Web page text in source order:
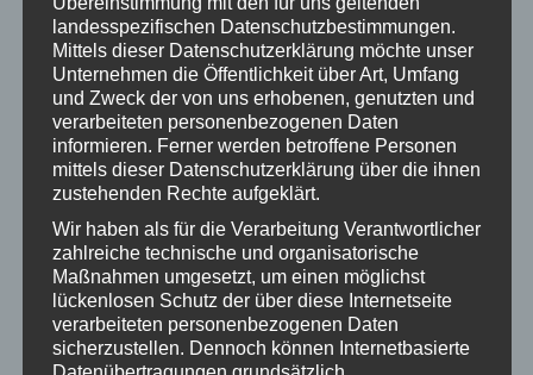
Umgang mit Stressauslösern, fördern Ruhe,
Gelassenheit, seelische und körperliche Gesundheit,
emotionales Gleichgewicht, Konzentrationsfähigkeit und
wirken auch positiv auf zwischenmenschliche
Beziehungen aus.
Inhalte des MBSR-Kurses:
Verschiedene Aspekte und Bedeutung von Achtsamkeit,
bewusste Körperwahrnehmung (Bodyscan), Einführung
in die Meditation (Atembetrachtung u.a.), Übungen zum
achtsamen Bewegen, bewusstes Wahrnehmen im
Äußeren und im Inneren, Reaktionsmuster in
landesspezifischen Datenschutzbestimmungen.
Mittels dieser Datenschutzerklärung möchte unser
Unternehmen die Öffentlichkeit über Art, Umfang
und Zweck der von uns erhobenen, genutzten und
verarbeiteten personenbezogenen Daten
informieren. Ferner werden betroffene Personen
mittels dieser Datenschutzerklärung über die ihnen
zustehenden Rechte aufgeklärt.
Wir haben als für die Verarbeitung Verantwortlicher
zahlreiche technische und organisatorische
Maßnahmen umgesetzt, um einen möglichst
lückenlosen Schutz der über diese Internetseite
verarbeiteten personenbezogenen Daten
sicherzustellen. Dennoch können Internetbasierte